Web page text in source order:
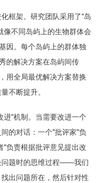
框架。研究团队采用了"岛
不同岛屿上的生物群体会
因。每个岛屿上的群体独
的解决方案在岛屿间传
用全局最优解决方案替换
不断提升。
"机制。当需要改进一个
的对话：一个"批评家"负
负责根据批评意见提出改
问题时的思维过程——我们
出问题所在，然后针对性